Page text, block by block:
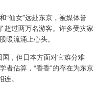
“仙女”远赴东京，被媒体誉
超过两万名游客。许多受灾家
流涌上心头。
国，但日本方面对它难分难
者估算，“香香”的存在为东京
。